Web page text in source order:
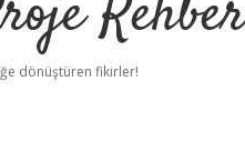
dönüştüren fikirler!